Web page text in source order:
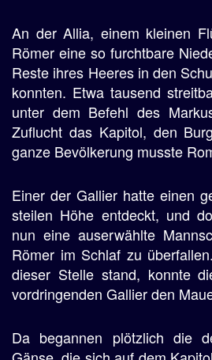
An der Allia, einem kleinen
Römer eine so furchtbare
Reste ihres Heeres in den
konnten. Etwa tausend
unter dem Befehl des
Zuflucht das Kapitol, den
ganze Bevölkerung musste
Einer der Gallier hatte einen
steilen Höhe entdeckt, und
nun eine auserwählte
Römer im Schlaf zu
dieser Stelle stand, konnte
vordringenden Gallier den
Da begannen plötzlich die